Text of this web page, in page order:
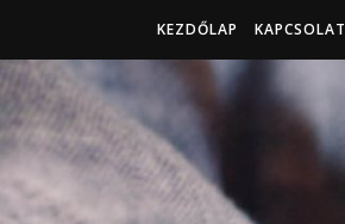
KEZDŐLAP KAPCSOLAT